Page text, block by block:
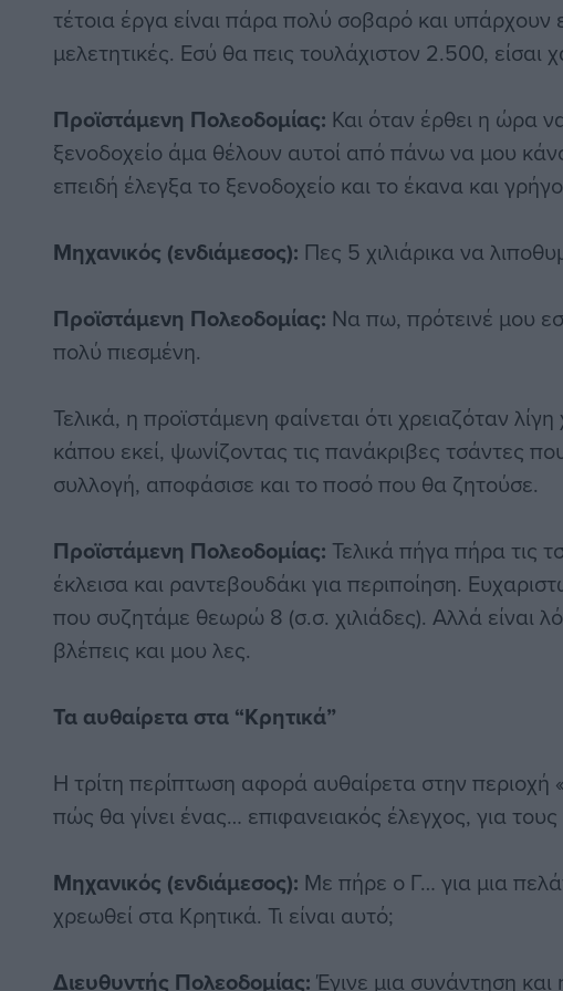
τέτοια έργα είναι πάρα πολύ σοβαρό και υπάρχουν
μελετητικές. Εσύ θα πεις τουλάχιστον 2.500, είσαι
Προϊστάμενη Πολεοδομίας: Και όταν έρθει η ώρα
ξενοδοχείο άμα θέλουν αυτοί από πάνω να μου
επειδή έλεγξα το ξενοδοχείο και το έκανα και
Μηχανικός (ενδιάμεσος): Πες 5 χιλιάρικα να
Προϊστάμενη Πολεοδομίας: Να πω, πρότεινέ μου
πολύ πιεσμένη.
Τελικά, η προϊστάμενη φαίνεται ότι χρειαζόταν
κάπου εκεί, ψωνίζοντας τις πανάκριβες τσάντες
συλλογή, αποφάσισε και το ποσό που θα ζητούσε.
Προϊστάμενη Πολεοδομίας: Τελικά πήγα πήρα τις
έκλεισα και ραντεβουδάκι για περιποίηση.
που συζητάμε θεωρώ 8 (σ.σ. χιλιάδες). Αλλά είναι
βλέπεις και μου λες.
Τα αυθαίρετα στα “Κρητικά”
Η τρίτη περίπτωση αφορά αυθαίρετα στην περιοχή
πώς θα γίνει ένας… επιφανειακός έλεγχος, για
Μηχανικός (ενδιάμεσος): Με πήρε ο Γ… για μια
χρεωθεί στα Κρητικά. Τι είναι αυτό;
Διευθυντής Πολεοδομίας: Έγινε μια συνάντηση και